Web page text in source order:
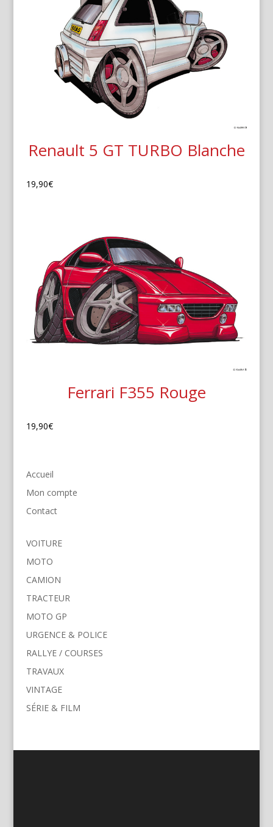
Renault 5 GT TURBO Blanche
19,90€
Ferrari F355 Rouge
19,90€
Accueil
Mon compte
Contact
VOITURE
MOTO
CAMION
TRACTEUR
MOTO GP
URGENCE & POLICE
RALLYE / COURSES
TRAVAUX
VINTAGE
SÉRIE & FILM